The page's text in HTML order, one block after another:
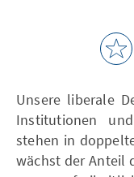
Unsere liberale
Institutionen
stehen in
wächst der Anteil